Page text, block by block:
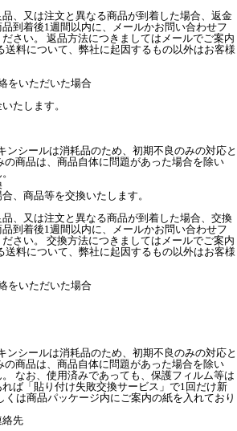
、又は注文と異なる商品が到着した場合、返金
到着後1週間以内に、メールかお問い合わせフ
さい。 返品方法につきましてはメールでご案内
送料について、弊社に起因するもの以外はお客様
をいただいた場合
たします。
ンシールは消耗品のため、初期不良のみの対応と
の商品は、商品自体に問題があった場合を除い
、商品等を交換いたします。
、又は注文と異なる商品が到着した場合、交換
到着後1週間以内に、メールかお問い合わせフ
さい。 交換方法につきましてはメールでご案内
送料について、弊社に起因するもの以外はお客様
をいただいた場合
ンシールは消耗品のため、初期不良のみの対応と
の商品は、商品自体に問題があった場合を除い
なお、使用済みであっても、保護フィルム等は
ば「貼り付け失敗交換サービス」で1回だけ新
くは商品パッケージ内にご案内の紙を入れており
絡先